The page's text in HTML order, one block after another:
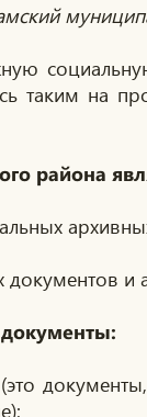
таким на
района